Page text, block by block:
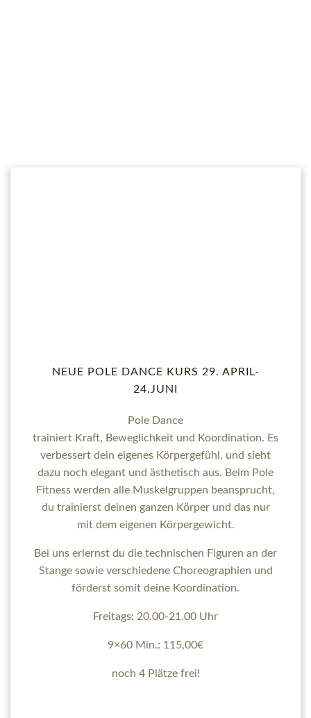
NEUE POLE DANCE KURS 29. APRIL-
24.JUNI
Pole Dance
trainiert Kraft, Beweglichkeit und Koordination. Es
verbessert dein eigenes Körpergefühl, und sieht
dazu noch elegant und ästhetisch aus. Beim Pole
Fitness werden alle Muskelgruppen beansprucht,
du trainierst deinen ganzen Körper und das nur
mit dem eigenen Körpergewicht.
Bei uns erlernst du die technischen Figuren an der
Stange sowie verschiedene Choreographien und
förderst somit deine Koordination.
Freitags: 20.00-21.00 Uhr
9×60 Min.: 115,00€
noch 4 Plätze frei!